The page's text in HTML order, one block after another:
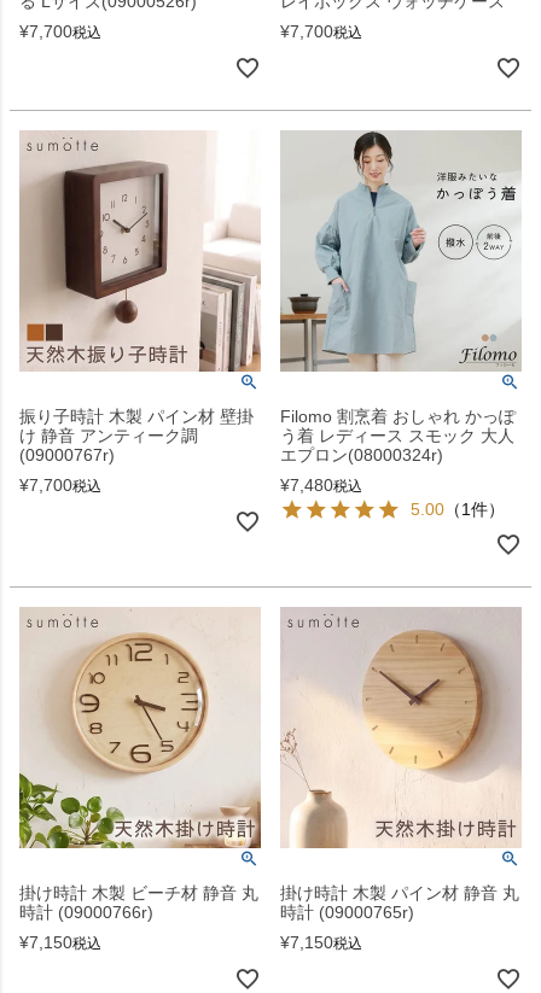
¥7,700税込
¥7,700税込
振り子時計 木製 パイン材 壁掛
け 静音 アンティーク調
(09000767r)
¥7,700税込
Filomo 割烹着 おしゃれ かっぽ
う着 レディース スモック 大人
エプロン(08000324r)
¥7,480税込
5.00 （1件）
掛け時計 木製 ビーチ材 静音 丸
時計 (09000766r)
¥7,150税込
掛け時計 木製 パイン材 静音 丸
時計 (09000765r)
¥7,150税込